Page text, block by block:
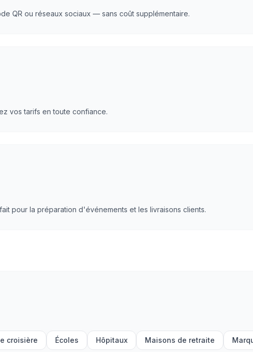
QR ou réseaux sociaux — sans coût supplémentaire.
vos tarifs en toute confiance.
pour la préparation d'événements et les livraisons clients.
croisière Écoles Hôpitaux Maisons de retraite